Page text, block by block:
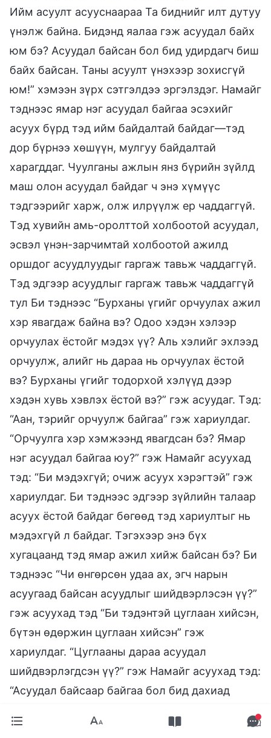
Ийм асуулт асууснаараа Та биднийг илт дутуу
үнэлж байна. Бидэнд яалаа гэж асуудал байх
юм бэ? Асуудал байсан бол бид удирдагч биш
байх байсан. Таны асуулт үнэхээр зохисгүй
юм!” хэмээн зүрх сэтгэлдээ эргэлздэг. Намайг
тэднээс ямар нэг асуудал байгаа эсэхийг
асуух бүрд тэд ийм байдалтай байдаг—тэд
дор бүрнээ хөшүүн, мулгуу байдалтай
харагддаг. Чуулганы ажлын янз бүрийн зүйлд
маш олон асуудал байдаг ч энэ хүмүүс
тэдгээрийг харж, олж илрүүлж ер чаддаггүй.
Тэд хувийн амь-оролттой холбоотой асуудал,
эсвэл үнэн-зарчимтай холбоотой ажилд
оршдог асуудлуудыг гаргаж тавьж чаддаггүй.
Тэд эдгээр асуудлыг гаргаж тавьж чаддаггүй
тул Би тэднээс “Бурханы үгийг орчуулах ажил
хэр явагдаж байна вэ? Одоо хэдэн хэлээр
орчуулах ёстойг мэдэх үү? Аль хэлийг эхлээд
орчуулж, алийг нь дараа нь орчуулах ёстой
вэ? Бурханы үгийг тодорхой хэлүүд дээр
хэдэн хувь хэвлэх ёстой вэ?” гэж асуудаг. Тэд:
“Аан, тэрийг орчуулж байгаа” гэж хариулдаг.
“Орчуулга хэр хэмжээнд явагдсан бэ? Ямар
нэг асуудал байгаа юу?” гэж Намайг асуухад
тэд: “Би мэдэхгүй; очиж асуух хэрэгтэй” гэж
хариулдаг. Би тэднээс эдгээр зүйлийн талаар
асуух ёстой байдаг бөгөөд тэд хариултыг нь
мэдэхгүй л байдаг. Тэгэхээр энэ бүх
хугацаанд тэд ямар ажил хийж байсан бэ? Би
тэднээс “Чи өнгөрсөн удаа ах, эгч нарын
асуугаад байсан асуудлыг шийдвэрлэсэн үү?”
гэж асуухад тэд “Би тэдэнтэй цуглаан хийсэн,
бүтэн өдөржин цуглаан хийсэн” гэж
хариулдаг. “Цуглааны дараа асуудал
шийдвэрлэгдсэн үү?” гэж Намайг асуухад тэд:
“Асуудал байсаар байгаа бол бид дахиад
уу?” гэж хариулдаг. “Би чамаас цуглаан